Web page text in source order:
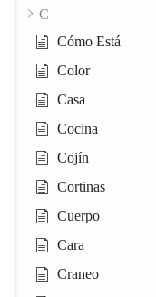
C
Cómo Está
Color
Casa
Cocina
Cojín
Cortinas
Cuerpo
Cara
Craneo